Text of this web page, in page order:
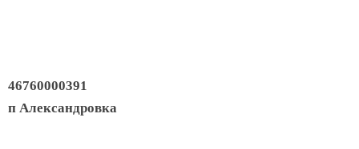
46760000391
п Александровка